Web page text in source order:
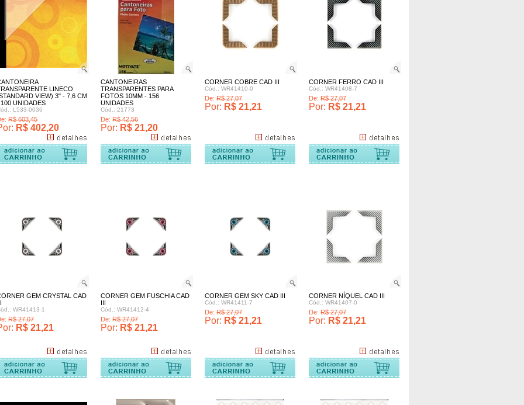
LINECO
VIEW) 3" - 7,6 CM
UNIDADES
L533-0036
R$ 603,45
R$ 402,20
CANTONEIRAS
TRANSPARENTES PARA
FOTOS 10MM - 156
UNIDADES
Cód.: 21773
De: R$ 42,56
Por: R$ 21,20
CORNER COBRE CAD III
Cód.: WR41410-0
De: R$ 27,07
Por: R$ 21,21
CORNER FERRO CAD III
Cód.: WR41408-7
De: R$ 27,07
Por: R$ 21,21
Comprar
GEM CRYSTAL CAD
WR41413-1
R$ 27,07
R$ 21,21
CORNER GEM FUSCHIA CAD
III
Cód.: WR41412-4
De: R$ 27,07
Por: R$ 21,21
CORNER GEM SKY CAD III
Cód.: WR41411-7
De: R$ 27,07
Por: R$ 21,21
CORNER NÍQUEL CAD III
Cód.: WR41407-0
De: R$ 27,07
Por: R$ 21,21
Comprar